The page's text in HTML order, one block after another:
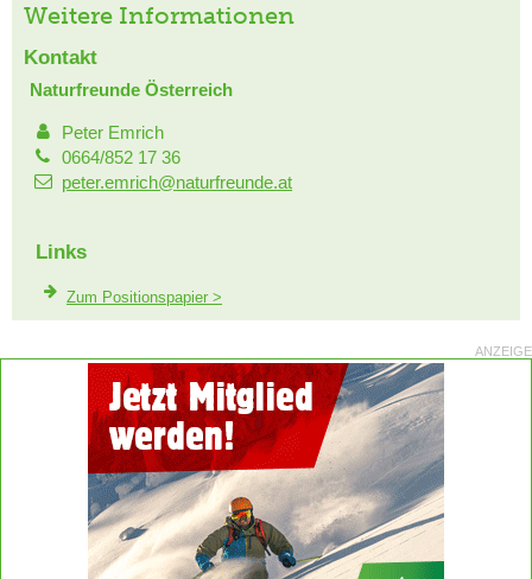
Weitere Informationen
Kontakt
Naturfreunde Österreich
Peter Emrich
0664/852 17 36
peter.emrich@naturfreunde.at
Links
Zum Positionspapier >
ANZEIGE